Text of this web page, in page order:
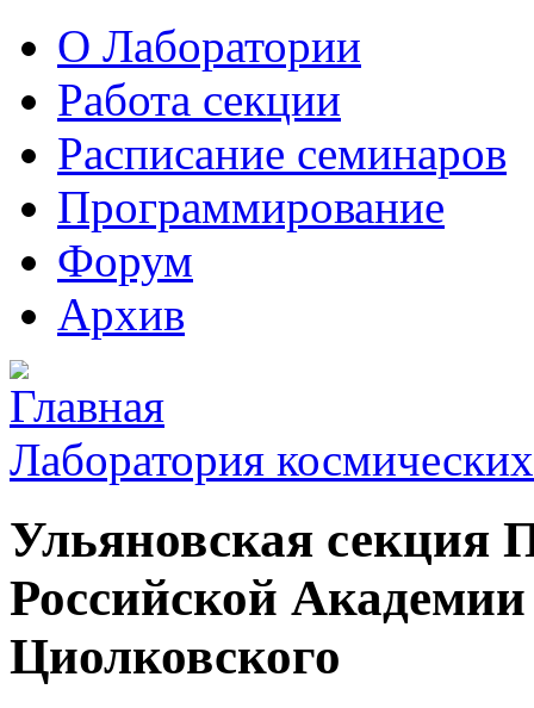
О Лаборатории
Работа секции
Расписание семинаров
Программирование
Форум
Архив
Лаборатория
Ульяновская секция
Российской
Циолковского